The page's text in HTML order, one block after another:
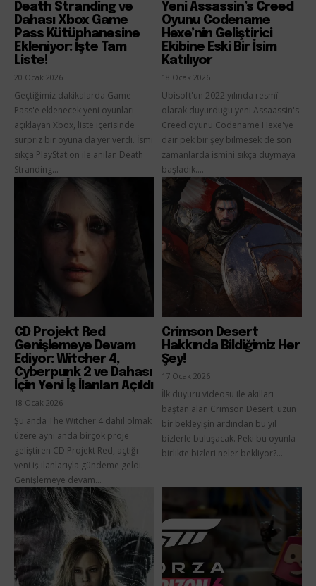
Death Stranding ve
Dahası Xbox Game
Pass Kütüphanesine
Ekleniyor: İşte Tam
Liste!
20 Ocak 2026
Geçtiğimiz dakikalarda Game
Pass'e eklenecek yeni oyunları
açıklayan Xbox, liste içerisinde
sürpriz bir oyuna da yer verdi. İsmi
sıkça PlayStation ile anılan Death
Stranding...
Yeni Assassin’s Creed
Oyunu Codename
Hexe’nin Geliştirici
Ekibine Eski Bir İsim
Katılıyor
18 Ocak 2026
Ubisoft'un 2022 yılında resmî
olarak duyurduğu yeni Assaassin's
Creed oyunu Codename Hexe'ye
dair pek bir şey bilmesek de son
zamanlarda ismini sıkça duymaya
başladık....
CD Projekt Red
Genişlemeye Devam
Ediyor: Witcher 4,
Cyberpunk 2 ve Dahası
İçin Yeni İş İlanları Açıldı
18 Ocak 2026
Şu anda The Witcher 4 dahil olmak
üzere aynı anda birçok proje
geliştiren CD Projekt Red, açtığı
yeni iş ilanlarıyla gündeme geldi.
Genişlemeye devam...
Crimson Desert
Hakkında Bildiğimiz Her
Şey!
17 Ocak 2026
İlk duyuru videosu ile akılları
baştan alan Crimson Desert, uzun
bir bekleyişin ardından bu yıl
bizlerle buluşacak. Peki bu oyunla
birlikte bizleri neler bekliyor?...